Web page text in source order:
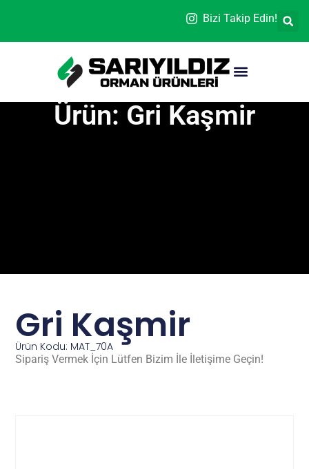
Bizi Takip Edin!
Ürün: Gri Kaşmir
Gri Kaşmir
Ürün Kodu: MAT_70A
Sipariş Vermek İçin Lütfen Bizim İle İletişime Geçin!